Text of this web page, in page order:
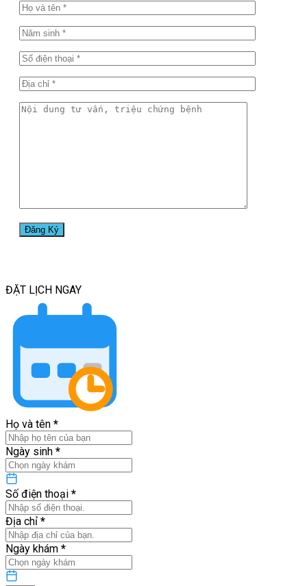
ĐẶT LỊCH NGAY
Họ và tên *
Ngày sinh *
Số điện thoại *
Địa chỉ *
Ngày khám *